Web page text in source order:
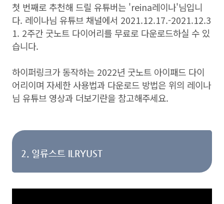
첫 번째로 추천해 드릴 유튜버는 'reina레이나'님입니
다. 레이나님 유튜브 채널에서 2021.12.17.-2021.12.3
1. 2주간 굿노트 다이어리를 무료로 다운로드하실 수 있
습니다.
하이퍼링크가 동작하는 2022년 굿노트 아이패드 다이
어리이며 자세한 사용법과 다운로드 방법은 위의 레이나
님 유튜브 영상과 더보기란을 참고해주세요.
2. 일류스트 ILRYUST